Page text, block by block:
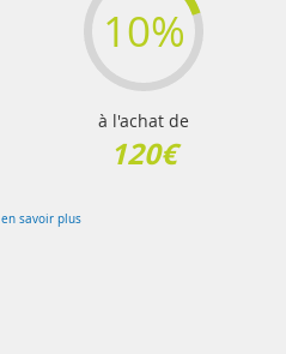
10%
à l'achat de
120€
en savoir plus